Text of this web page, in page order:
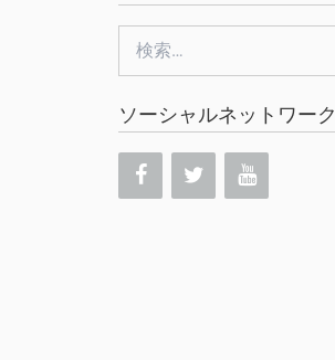
索:
ソーシャルネットワーク